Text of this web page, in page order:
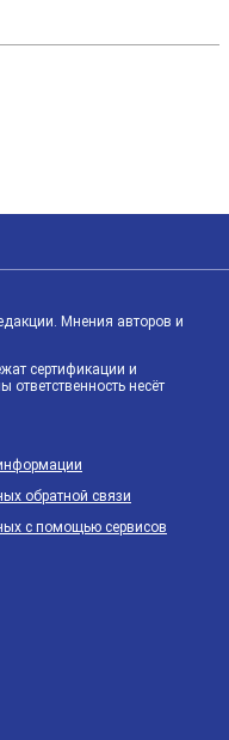
Мнения авторов и
сертификации и
несёт
обратной связи
с помощью сервисов